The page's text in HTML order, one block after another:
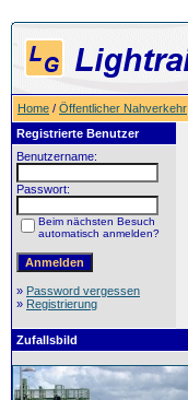
Home / Öffentlicher Nahverkehr
Registrierte Benutzer
Benutzername:
Passwort:
Beim nächsten Besuch
automatisch anmelden?
» Password vergessen
» Registrierung
Zufallsbild